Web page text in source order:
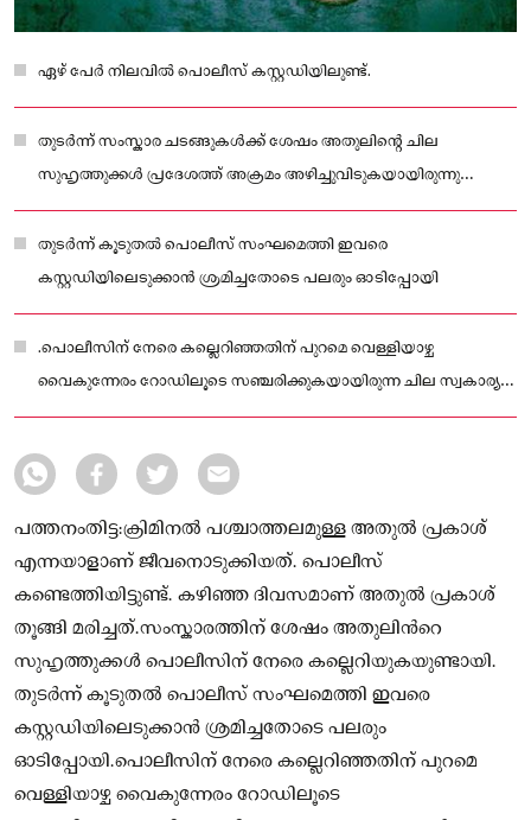
ഏഴ് പേർ നിലവിൽ പൊലീസ് കസ്റ്റഡിയിലുണ്ട്.
തുടർന്ന് സംസ്കാര ചടങ്ങുകൾക്ക് ശേഷം അതുലിന്റെ ചില
സുഹൃത്തുക്കൾ പ്രദേശത്ത് അക്രമം അഴിച്ചുവിടുകയായിരുന്നു
എന്നാണ് പൊലീസ്
തുടർന്ന് കൂടുതൽ പൊലീസ് സംഘമെത്തി ഇവരെ
കസ്റ്റഡിയിലെടുക്കാൻ ശ്രമിച്ചതോടെ പലരും ഓടിപ്പോയി
.പൊലീസിന് നേരെ കല്ലെറിഞ്ഞതിന് പുറമെ വെള്ളിയാഴ്ച
വൈകുന്നേരം റോഡിലൂടെ സഞ്ചരിക്കുകയായിരുന്ന ചില സ്വകാര്യ
വാഹനങ്ങൾ തടഞ്ഞുനിർത്തി അതിന് കേടുപാടുകൾ
പത്തനംതിട്ട:ക്രിമിനൽ പശ്ചാത്തലമുള്ള അതുൽ പ്രകാശ്
എന്നയാളാണ് ജീവനൊടുക്കിയത്. പൊലീസ്
കണ്ടെത്തിയിട്ടുണ്ട്. കഴിഞ്ഞ ദിവസമാണ് അതുൽ പ്രകാശ്
തൂങ്ങി മരിച്ചത്.സംസ്കാരത്തിന് ശേഷം അതുലിന്‍റെ
സുഹൃത്തുക്കൾ പൊലീസിന് നേരെ കല്ലെറിയുകയുണ്ടായി.
തുടർന്ന് കൂടുതൽ പൊലീസ് സംഘമെത്തി ഇവരെ
കസ്റ്റഡിയിലെടുക്കാൻ ശ്രമിച്ചതോടെ പലരും
ഓടിപ്പോയി.പൊലീസിന് നേരെ കല്ലെറിഞ്ഞതിന് പുറമെ
വെള്ളിയാഴ്ച വൈകുന്നേരം റോഡിലൂടെ